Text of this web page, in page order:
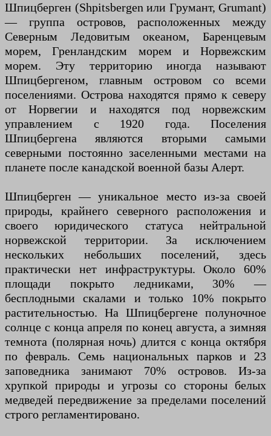
Шпицберген (Shpitsbergen или Грумант, Grumant)
— группа островов, расположенных между
Северным Ледовитым океаном, Баренцевым
морем, Гренландским морем и Норвежским
морем. Эту территорию иногда называют
Шпицбергеном, главным островом со всеми
поселениями. Острова находятся прямо к северу
от Норвегии и находятся под норвежским
управлением с 1920 года. Поселения
Шпицбергена являются вторыми самыми
северными постоянно заселенными местами на
планете после канадской военной базы Алерт.
Шпицберген — уникальное место из-за своей
природы, крайнего северного расположения и
своего юридического статуса нейтральной
норвежской территории. За исключением
нескольких небольших поселений, здесь
практически нет инфраструктуры. Около 60%
площади покрыто ледниками, 30% —
бесплодными скалами и только 10% покрыто
растительностью. На Шпицбергене полуночное
солнце с конца апреля по конец августа, а зимняя
темнота (полярная ночь) длится с конца октября
по февраль. Семь национальных парков и 23
заповедника занимают 70% островов. Из-за
хрупкой природы и угрозы со стороны белых
медведей передвижение за пределами поселений
строго регламентировано.